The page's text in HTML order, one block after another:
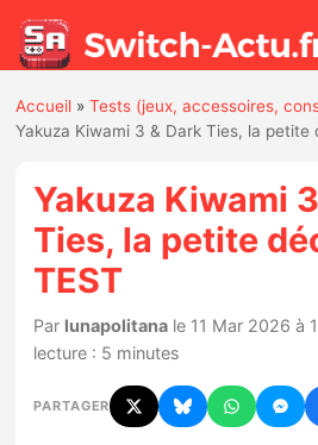
Actualités
Jeux
Hardware
Mises à jour
Accueil »Tests (jeux, accessoires,
Yakuza Kiwami 3 & Dark Ties, la petite
Yakuza Kiwami
Ties, la petite
TEST
Par lunapolitana le 11 Mar 2026 à
lecture : 5 minutes
PARTAGER